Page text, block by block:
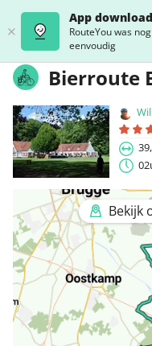
App
RouteYou was
eenvoudig
Bierroute
Bekijk